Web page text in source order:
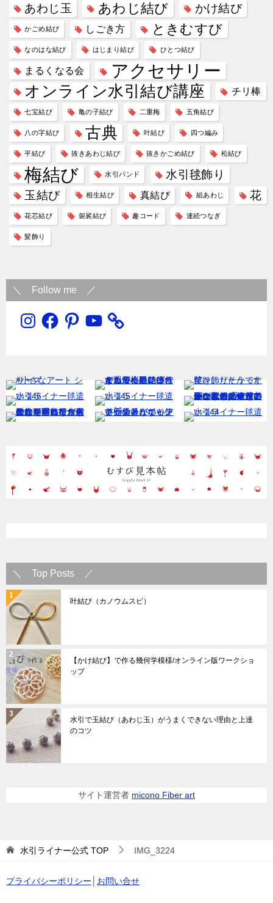
ゲ
ー
シ
ョ
ン
あわじ玉 あわじ結び かけ結び
かごめ結び しごき方 ときむすび
なのはな結び はじまり結び ひとつ結び
まるくなる会 アクセサリー
オンライン水引結び講座 チリ棒
七宝結び 亀の子結び 二重梅 五角結び
八の字結び 古典 叶結び 四つ編み
平結び 抜きあわじ結び 抜きかごめ結び 松結び
梅結び 水引バンド
水引毬飾り
玉結び
相生結び 真結び 組あわじ 花
花芯結び 袈裟結び 趣コード 連続つなぎ
髪飾り
＼ Follow me ／
InstagramFacebookPinterestYouTube
＼ Top Posts ／
叶結び（カノウムスビ）
【かけ結び】で作る幾何学模様/オンライン版ワークショ
ップ
水引で玉結び（あわじ玉）がうまくできない理由と上達
のコツ
サイト運営者 micono Fiber art
水引ライナー公式 TOP IMG_3224
プライバシーポリシー お問い合せ